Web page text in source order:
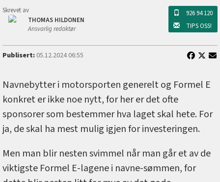
Skrevet av
THOMAS HILDONEN
Ansvarlig redaktør
926 94 120
TIPS OSS!
Publisert:05.12.2024 06:55
Navnebytter i motorsporten generelt og Formel E
konkret er ikke noe nytt, for her er det ofte
sponsorer som bestemmer hva laget skal hete. For
ja, de skal ha mest mulig igjen for investeringen.
Men man blir nesten svimmel når man går et av de
viktigste Formel E-lagene i navne-sømmen, for